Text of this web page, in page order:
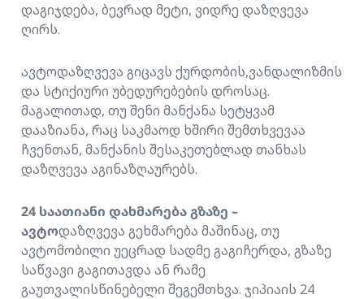
დაგიჯდება, ბევრად მეტი, ვიდრე დაზღვევა
ღირს.
ავტოდაზღვევა გიცავს ქურდობის,ვანდალიზმის
და სტიქიური უბედურებების დროსაც.
მაგალითად, თუ შენი მანქანა სეტყვამ
დააზიანა, რაც საკმაოდ ხშირი შემთხვევაა
ჩვენთან, მანქანის შესაკეთებლად თანხას
დაზღვევა აგინაზღაურებს.
24 საათიანი დახმარება გზაზე –
ავტოდაზღვევა გეხმარება მაშინაც, თუ
ავტომობილი უეცრად სადმე გაგიჩერდა, გზაზე
საწვავი გაგითავდა ან რამე
გაუთვალისწინებელი შეგემთხვა. ჯიპიაის 24